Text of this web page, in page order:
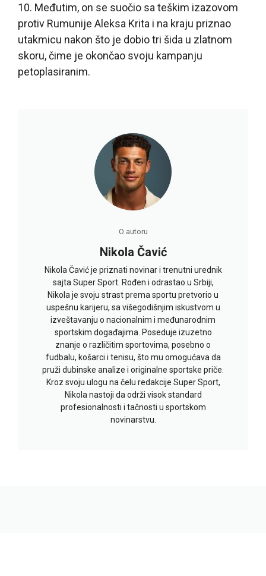
10. Međutim, on se suočio sa teškim izazovom
protiv Rumunije Aleksa Krita i na kraju priznao
utakmicu nakon što je dobio tri šida u zlatnom
skoru, čime je okončao svoju kampanju
petoplasiranim.
O autoru
Nikola Čavić
Nikola Čavić je priznati novinar i trenutni urednik
sajta Super Sport. Rođen i odrastao u Srbiji,
Nikola je svoju strast prema sportu pretvorio u
uspešnu karijeru, sa višegodišnjim iskustvom u
izveštavanju o nacionalnim i međunarodnim
sportskim događajima. Poseduje izuzetno
znanje o različitim sportovima, posebno o
fudbalu, košarci i tenisu, što mu omogućava da
pruži dubinske analize i originalne sportske priče.
Kroz svoju ulogu na čelu redakcije Super Sport,
Nikola nastoji da održi visok standard
profesionalnosti i tačnosti u sportskom
novinarstvu.